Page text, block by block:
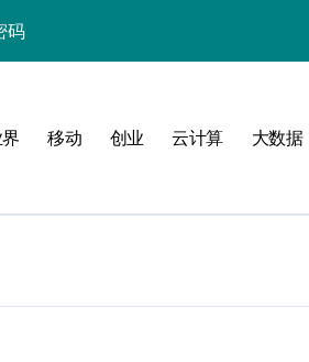
码
移动 创业 云计算 大数据